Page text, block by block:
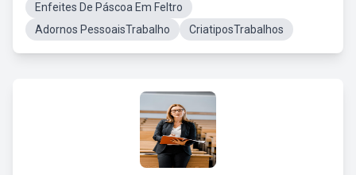
Enfeites De Páscoa Em Feltro
Adornos PessoaisTrabalho
CriatiposTrabalhos